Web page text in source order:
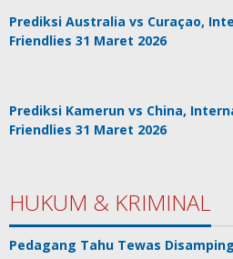
Prediksi Australia vs Curaçao,
Friendlies 31 Maret 2026
Prediksi Kamerun vs China,
Friendlies 31 Maret 2026
HUKUM & KRIMINAL
Pedagang Tahu Tewas Disamping